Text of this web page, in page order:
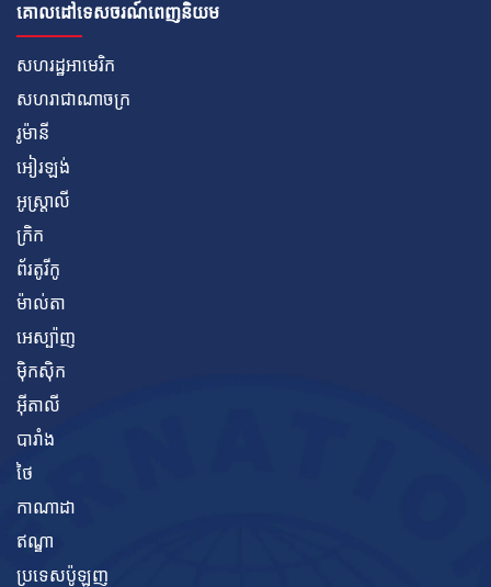
គោលដៅទេសចរណ៍ពេញនិយម
សហរដ្ឋអាមេរិក
សហរាជាណាចក្រ
រូម៉ានី
អៀរឡង់
អូស្ត្រាលី
ក្រិក
ព័រតូរីកូ
ម៉ាល់តា
អេស្ប៉ាញ
ម៉ិកស៊ិក
អ៊ីតាលី
បារាំង
ថៃ
កាណាដា
ឥណ្ឌា
ប្រទេសប៉ូឡូញ